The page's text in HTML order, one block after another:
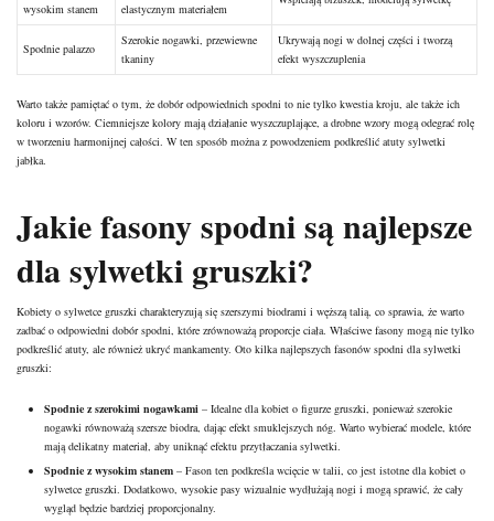
wysokim stanem
elastycznym materiałem
Spodnie palazzo
Szerokie nogawki, przewiewne
tkaniny
Ukrywają nogi w dolnej części i tworzą
efekt wyszczuplenia
Warto także pamiętać o tym, że dobór odpowiednich spodni to nie tylko kwestia kroju, ale także ich
koloru i wzorów. Ciemniejsze kolory mają działanie wyszczuplające, a drobne wzory mogą odegrać rolę
w tworzeniu harmonijnej całości. W ten sposób można z powodzeniem podkreślić atuty sylwetki
jabłka.
Jakie fasony spodni są najlepsze
dla sylwetki gruszki?
Kobiety o sylwetce gruszki charakteryzują się szerszymi biodrami i węższą talią, co sprawia, że warto
zadbać o odpowiedni dobór spodni, które zrównoważą proporcje ciała. Właściwe fasony mogą nie tylko
podkreślić atuty, ale również ukryć mankamenty. Oto kilka najlepszych fasonów spodni dla sylwetki
gruszki:
Spodnie z szerokimi nogawkami – Idealne dla kobiet o figurze gruszki, ponieważ szerokie
nogawki równoważą szersze biodra, dając efekt smuklejszych nóg. Warto wybierać modele, które
mają delikatny materiał, aby uniknąć efektu przytłaczania sylwetki.
Spodnie z wysokim stanem – Fason ten podkreśla wcięcie w talii, co jest istotne dla kobiet o
sylwetce gruszki. Dodatkowo, wysokie pasy wizualnie wydłużają nogi i mogą sprawić, że cały
wygląd będzie bardziej proporcjonalny.